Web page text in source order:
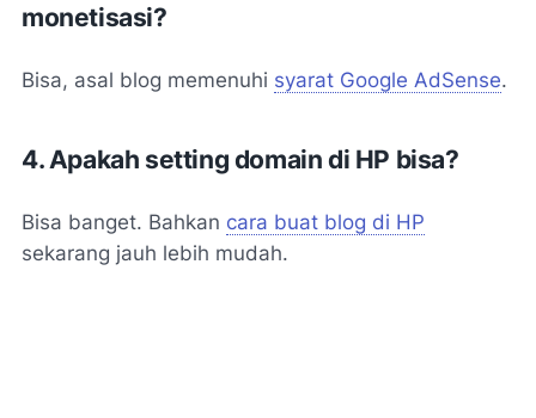
monetisasi?
Bisa, asal blog memenuhi syarat Google AdSense.
4. Apakah setting domain di HP bisa?
Bisa banget. Bahkan cara buat blog di HP
sekarang jauh lebih mudah.